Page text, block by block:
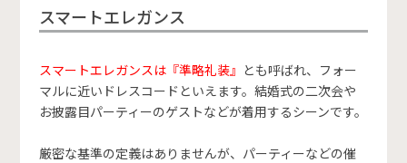
スマートエレガンス
スマートエレガンスは『準略礼装』 とも呼ばれ、フォー
マルに近いドレスコードといえます。結婚式の二次会や
お披露目パーティーのゲストなどが着用するシーンです。
厳密な基準の定義はありませんが、パーティーなどの催